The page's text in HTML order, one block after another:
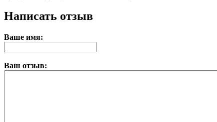
Написать отзыв
Ваше имя:
Ваш отзыв: